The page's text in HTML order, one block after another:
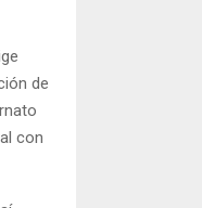
de
con